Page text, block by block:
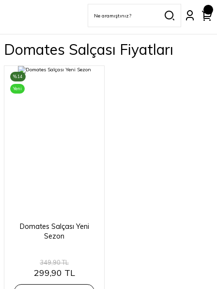
Domates Salçası Fiyatları
%14
Yeni
Domates Salçası Yeni
Sezon
349,90 TL
299,90 TL